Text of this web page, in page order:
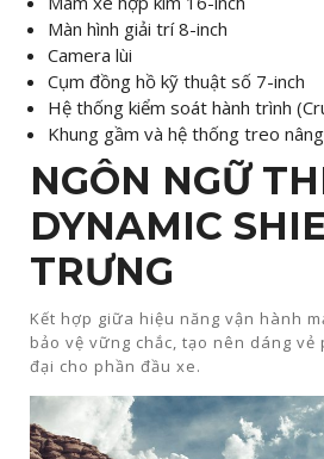
Màn hình giải trí 8-inch
Camera lùi​
Cụm đồng hồ kỹ thuật số 7-inch​
Hệ thống kiểm soát hành trình
Khung gầm và hệ thống treo
NGÔN NGỮ
DYNAMIC
TRƯNG​
Kết hợp giữa hiệu năng vận hành
bảo vệ vững chắc, tạo nên dáng vẻ
đại cho phần đầu xe.